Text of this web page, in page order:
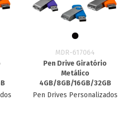
MDR-617064
Pen Drive Giratório
Metálico
4GB/8GB/16GB/32GB
Pen Drives Personalizados